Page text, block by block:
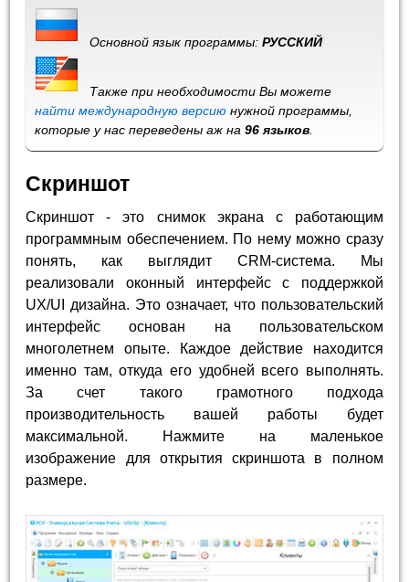
Основной язык программы:РУССКИЙ
Также при необходимости Вы можете
найти международную версию нужной программы,
которые у нас переведены аж на96 языков
Скриншот
Скриншот - это снимок экрана с работающим
программным обеспечением. По нему можно сразу
понять, как выглядит CRM-система. Мы
реализовали оконный интерфейс с поддержкой
UX/UI дизайна. Это означает, что пользовательский
интерфейс основан на пользовательском
многолетнем опыте. Каждое действие находится
именно там, откуда его удобней всего выполнять.
За счет такого грамотного подхода
производительность вашей работы будет
максимальной. Нажмите на маленькое
изображение для открытия скриншота в полном
размере.